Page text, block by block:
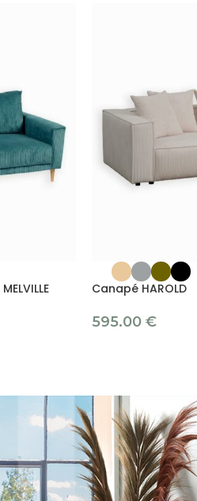
Canapé HAROLD
595.00 €